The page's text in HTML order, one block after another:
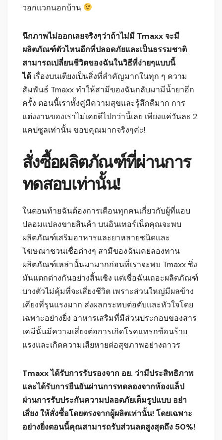
วอกแวกนอกบ้าน
นึกภาพไม่ออกเลยจริงๆว่าถ้าไม่มี Tmaxx จะมี
ผลิตภัณฑ์ตัวไหนอีกที่ปลอดภัยและเป็นธรรมชาติ
สามารถเปลี่ยนชีวิตของฉันในวิธีที่ง่ายๆแบบนี้
ได้ เรื่องบนเตียงเป็นสิ่งที่สำคัญมากในทุก ๆ ความ
สัมพันธ์ Tmaxx ทำให้สามีของฉันกลับมามีน้ำยาอีก
ครั้ง ตอนนี้เราทั้งคู่มีความสุขและรู้สึกดีมาก การ
แต่งงานของเราไม่เคยดีไปกว่านี้เลย เพียงแค่วันละ 2
แคปซูลเท่านั้น ขอบคุณมากจริงๆค่ะ!
สั่งซื้อผลิตภัณฑ์ที่ผ่านการ
ทดสอบเท่านั้น!
ในตอนท้ายฉันต้องการเตือนทุกคนเกี่ยวกับผู้ที่แอบ
ปลอมแปลงขายสินค้า บนอินเทอร์เน็ตคุณจะพบ
ผลิตภัณฑ์เสริมอาหารและยาหลายชนิดและ
โฆษณาชวนเชื่อต่างๆ สามีของฉันเคยลองทาน
ผลิตภัณฑ์เหล่านั้นมามากก่อนที่เราจะพบ Tmaxx ซึ่ง
มันแตกต่างกันอย่างสิ้นเชิง แต่เชื่อฉันเถอะผลิตภัณฑ์
บางตัวไม่คุ้มที่จะเสี่ยงชีวิต เพราะส่วนใหญ่มีผลข้าง
เคียงที่รุนแรงมาก ส่งผลกระทบต่อตับและหัวใจโดย
เฉพาะอย่างยิ่ง อาหารเสริมที่มีส่วนประกอบของสาร
เคมีนั้นมีความเสี่ยงต่อการเกิดโรคแทรกซ้อนร้าย
แรงและเกิดความเสียหายต่อสุขภาพอย่างถาวร
Tmaxx ได้รับการรับรองจาก อย. ว่ามีประสิทธิภาพ
และได้รับการยืนยันผ่านการทดลองจากห้องแล็ป
ผ่านการรับประกันความปลอดภัยเต็มรูปแบบ อย่า
เสี่ยง ให้สั่งซื้อโดยตรงจากผู้ผลิตเท่านั้น! โดยเฉพาะ
อย่างยิ่งตอนนี้คุณสามารถรับส่วนลดสูงสุดถึง 50%!